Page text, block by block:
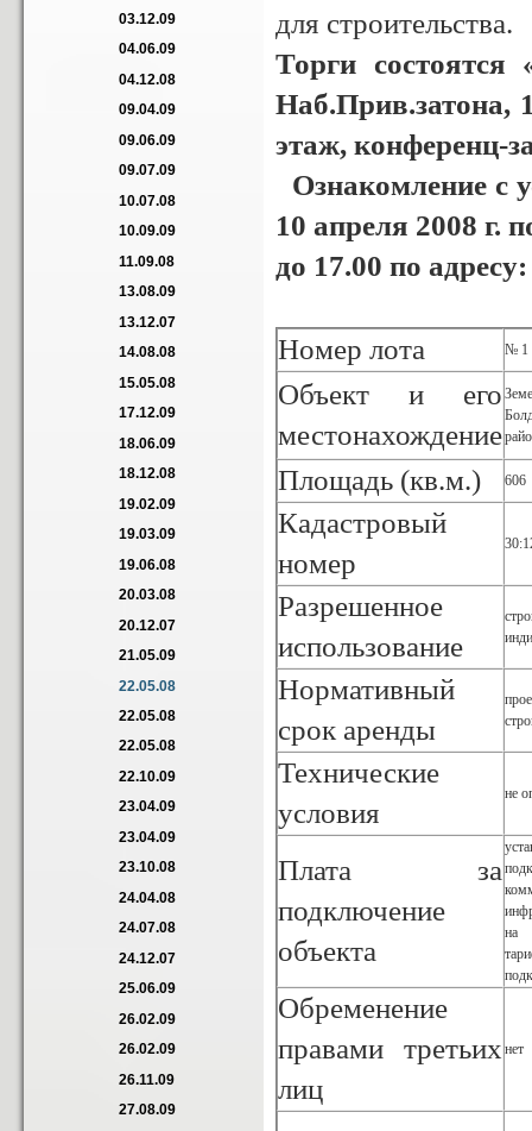
03.12.09
04.06.09
04.12.08
09.04.09
09.06.09
09.07.09
10.07.08
10.09.09
11.09.08
13.08.09
13.12.07
14.08.08
15.05.08
17.12.09
18.06.09
18.12.08
19.02.09
19.03.09
19.06.08
20.03.08
20.12.07
21.05.09
22.05.08
22.05.08
22.05.08
22.10.09
23.04.09
23.04.09
23.10.08
24.04.08
24.07.08
24.12.07
25.06.09
26.02.09
26.02.09
26.11.09
27.08.09
для строительства.
Торги
Наб.Прив.затона,
этаж, конференц-
Ознакомление с
10 апреля 2008 г.
до 17.00 по
Номер лота № 1
Объект и его
местонахождение
Площадь (кв.м.) 606
Кадастровый
номер
Разрешенное
использование
Нормативный
срок аренды
Технические
условия
не
Плата за
подключение
объекта
на
Обременение
правами третьих
лиц
нет